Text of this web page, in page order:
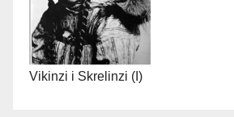
Vikinzi i Skrelinzi (I)